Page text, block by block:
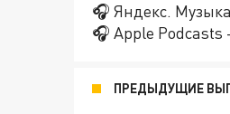
🎧 Яндекс.
🎧 Apple Podcasts
ПРЕДЫДУЩИЕ